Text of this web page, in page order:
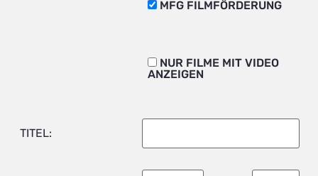
MFG FILMFÖRDERUNG
NUR FILME MIT VIDEO
ANZEIGEN
TITEL: